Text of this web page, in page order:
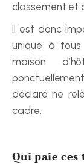
classement et
Il est donc
unique à
maison
déclaré ne
cadre.
Qui paie ces